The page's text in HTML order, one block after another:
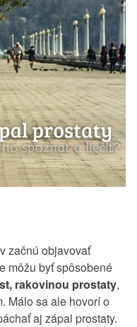
začnú objavovať
môžu byť spôsobené
rakovinou prostaty,
Málo sa ale hovorí o
aj zápal prostaty.